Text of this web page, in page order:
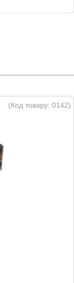
(Код товару: 0142)